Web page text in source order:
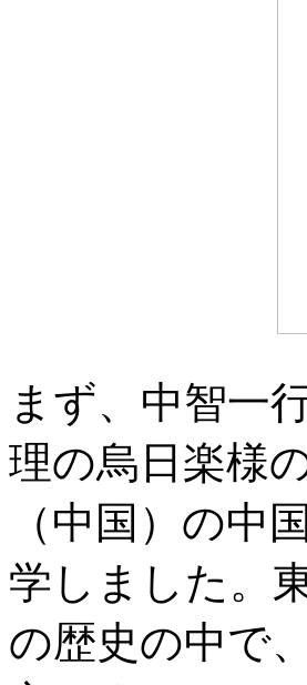
まず、中智一
理の烏日楽様
（中国）の中
学しました。
の歴史の中で